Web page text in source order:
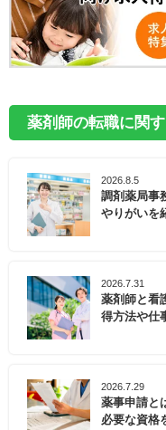
薬剤師の転職に関
2026.8.5
調剤薬局事
やりがいを
2026.7.31
薬剤師と看
得方法や仕
2026.7.29
薬事申請と
必要な資格